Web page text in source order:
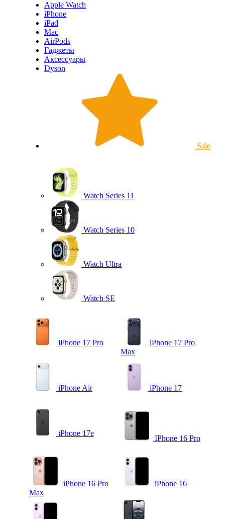
Apple Watch
iPhone
iPad
Mac
AirPods
Гаджеты
Аксессуары
Dyson
Sale
Watch Series 11
Watch Series 10
Watch Ultra
Watch SE
iPhone 17 Pro
iPhone 17 Pro
Max
iPhone Air iPhone 17
iPhone 17e
IPhone 16 Pro
iPhone 16 Pro
Max
iPhone 16